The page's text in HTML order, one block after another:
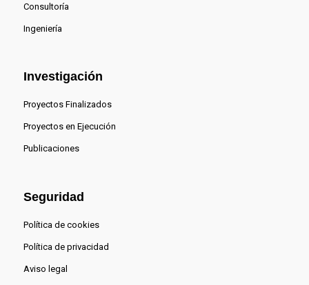
Consultoría
Ingeniería
Investigación
Proyectos Finalizados
Proyectos en Ejecución
Publicaciones
Seguridad
Política de cookies
Política de privacidad
Aviso legal